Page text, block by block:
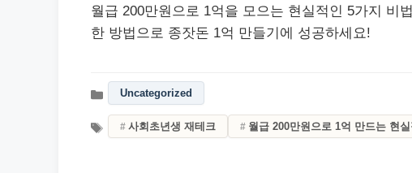
월급 200만원으로 1억을 모으는 현실적인 5가지 비
한 방법으로 종잣돈 1억 만들기에 성공하세요!
Uncategorized
사회초년생 재테크 월급 200만원으로 1억 만드는 현실